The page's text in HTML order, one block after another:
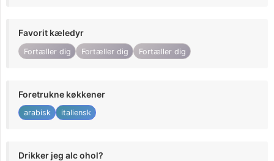
Favorit kæledyr
Fortæller dig Fortæller dig Fortæller dig
Foretrukne køkkener
arabisk italiensk
Drikker jeg alc ohol?